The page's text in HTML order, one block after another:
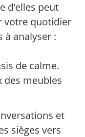
d’elles peut
quotidien.
à analyser :
de calme.
des meubles
et
sièges vers